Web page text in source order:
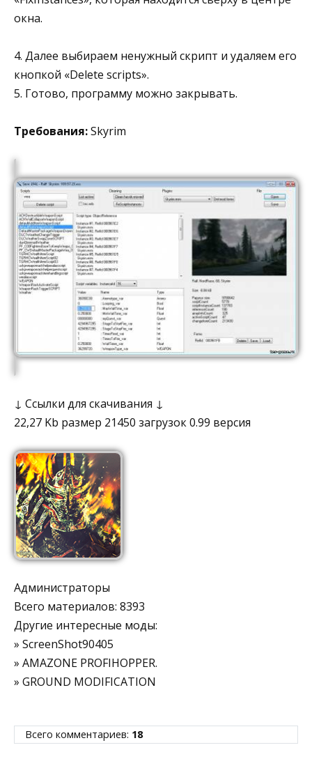
окна.
4. Далее выбираем ненужный скрипт и удаляем его
кнопкой «Delete scripts».
5. Готово, программу можно закрывать.
Требования:Skyrim
↓ Ссылки для скачивания ↓
22,27 Kb размер 21450 загрузок 0.99 версия
Администраторы
Всего материалов: 8393
Другие интересные моды:
» ScreenShot90405
» AMAZONE PROFIHOPPER.
» GROUND MODIFICATION
Всего комментариев: 18